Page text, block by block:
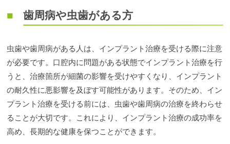
歯周病や虫歯がある方
虫歯や歯周病がある人は、インプラント治療を受ける際に注意
が必要です。口腔内に問題がある状態でインプラント治療を行
うと、治療箇所が細菌の影響を受けやすくなり、インプラント
の耐久性に悪影響を及ぼす可能性があります。そのため、イン
プラント治療を受ける前には、虫歯や歯周病の治療を終わらせ
ることが大切です。これにより、インプラント治療の成功率を
高め、長期的な健康を保つことができます。